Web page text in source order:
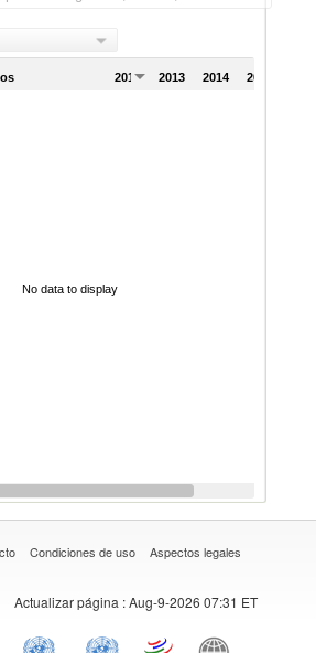
2012 2013 2014 2015
No data to display
Condiciones de uso Aspectos legales
Actualizar página : Aug-9-2026 07:31 ET